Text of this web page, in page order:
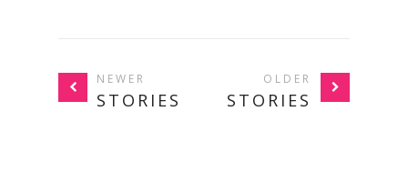
NEWER
STORIES
OLDER
STORIES